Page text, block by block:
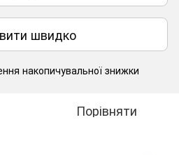
швидко
накопичувальної знижки
Порівняти